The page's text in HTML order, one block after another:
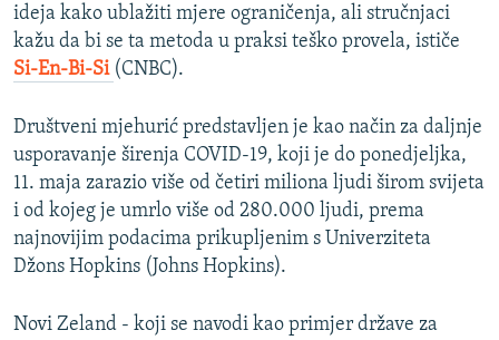
ideja kako ublažiti mjere ograničenja, ali stručnjaci
kažu da bi se ta metoda u praksi teško provela, ističe
Si-En-Bi-Si (CNBC).
Društveni mjehurić predstavljen je kao način za daljnje
usporavanje širenja COVID-19, koji je do ponedjeljka,
11. maja zarazio više od četiri miliona ljudi širom svijeta
i od kojeg je umrlo više od 280.000 ljudi, prema
najnovijim podacima prikupljenim s Univerziteta
Džons Hopkins (Johns Hopkins).
Novi Zeland - koji se navodi kao primjer države za